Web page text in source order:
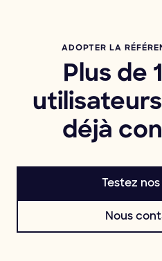
ADOPTER LA
Plus de
déjà
Testez
Nous